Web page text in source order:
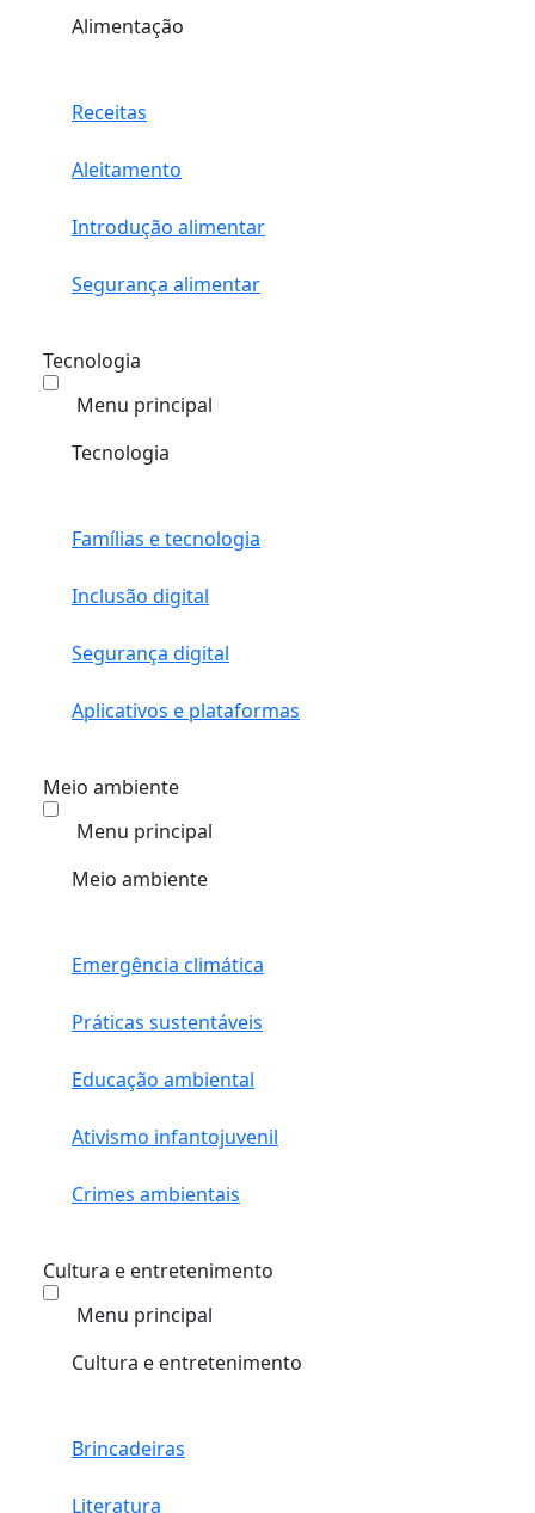
Alimentação
Receitas
Aleitamento
Introdução alimentar
Segurança alimentar
Tecnologia
Menu principal
Tecnologia
Famílias e tecnologia
Inclusão digital
Segurança digital
Aplicativos e plataformas
Meio ambiente
Menu principal
Meio ambiente
Emergência climática
Práticas sustentáveis
Educação ambiental
Ativismo infantojuvenil
Crimes ambientais
Cultura e entretenimento
Menu principal
Cultura e entretenimento
Brincadeiras
Literatura